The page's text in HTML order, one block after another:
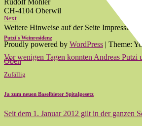
Rudolf Mohler
CH-4104 Oberwil
Weitere Hinweise auf der Seite Impressum.
Proudly powered by WordPress | Theme:
Oben
Next
Putzi's Weinresidenz
Vor wenigen Tagen konnten Andreas
Zufällig
Ja zum neuen Baselbieter Spitalgesetz
Seit dem 1. Januar 2012 gilt in der ganzen